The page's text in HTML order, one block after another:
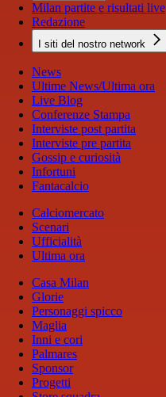
Milan partite e risultati live
Redazione
I siti del nostro network
News
Ultime News/Ultima ora
Live Blog
Conferenze Stampa
Interviste post partita
Interviste pre partita
Gossip e curiosità
Infortuni
Fantacalcio
Calciomercato
Scenari
Ufficialità
Ultima ora
Casa Milan
Glorie
Personaggi spicco
Maglia
Inni e cori
Palmares
Sponsor
Progetti